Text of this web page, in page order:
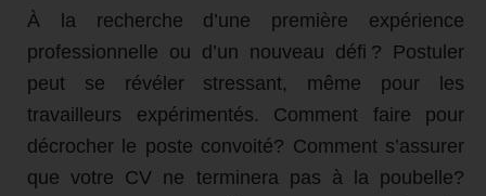
À la recherche d’une première expérience
professionnelle ou d’un nouveau défi ? Postuler
peut se révéler stressant, même pour les
travailleurs expérimentés. Comment faire pour
décrocher le poste convoité? Comment s’assurer
que votre CV ne terminera pas à la poubelle?